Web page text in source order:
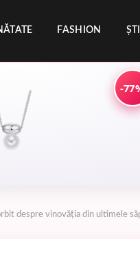
FASHION
-
despre vinovăția din ultimele